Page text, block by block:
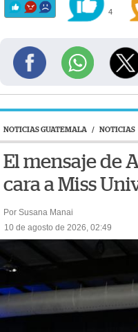
4
NOTICIAS GUATEMALA / NOTICIAS
El mensaje de
cara a Miss
Por Susana Manai
10 de agosto de 2026, 02:49